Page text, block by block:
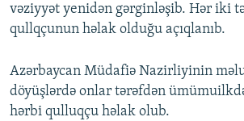
720p 1080p
vəziyyət yenidən gərginləşib. Hər iki
qullqçunun həlak olduğu açıqlanıb.
Azərbaycan Müdafiə Nazirliyinin
döyüşlərdə onlar tərəfdən
hərbi qulluqçu həlak olub.